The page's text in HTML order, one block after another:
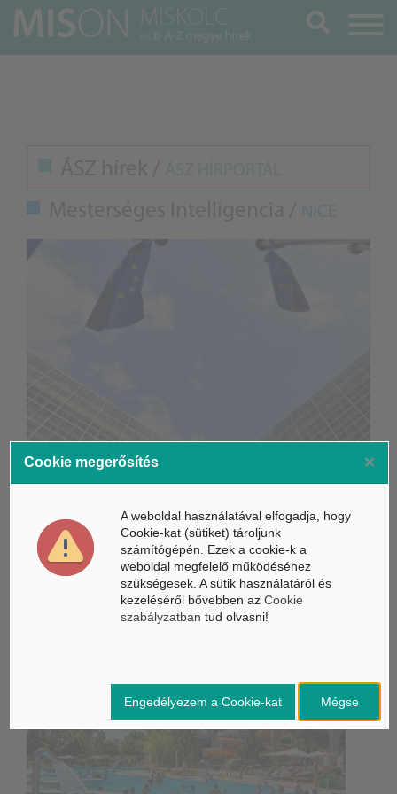
Keresés
NICE
Életbe léptek az Európai Unióban a mesterséges intelligencia
új szabályai
Gyorsabbá válhat a fúziós üzemanyag fejlesztése a
mesterséges intelligenciával
Látó robotkerekesszék segíthet önállóbbá tenni a
mozgáskorlátozott embereket
Cookie megerősítés ×
A weboldal használatával elfogadja, hogy
Cookie-kat (sütiket) tároljunk
számítógépén. Ezek a cookie-k a
weboldal megfelelő működéséhez
szükségesek. A sütik használatáról és
kezeléséről bővebben az Cookie
szabályzatban tud olvasni!
Mégse
Engedélyezem a Cookie-kat